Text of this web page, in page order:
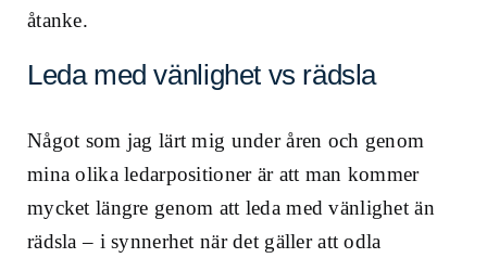
åtanke.
Leda med vänlighet vs rädsla
Något som jag lärt mig under åren och genom
mina olika ledarpositioner är att man kommer
mycket längre genom att leda med vänlighet än
rädsla – i synnerhet när det gäller att odla